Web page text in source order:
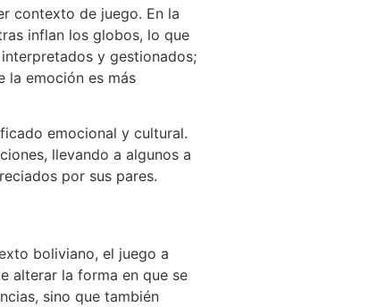
contexto de juego. En la
inflan los globos, lo que
y gestionados;
la emoción es más
emocional y cultural.
llevando a algunos a
por sus pares.
boliviano, el juego a
alterar la forma en que se
sino que también